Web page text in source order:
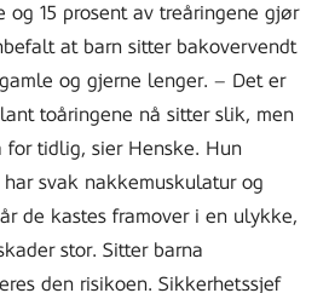
og 15 prosent av treåringene gjør
at barn sitter bakovervendt
og gjerne lenger. – Det er
toåringene nå sitter slik, men
for tidlig, sier Henske. Hun
svak nakkemuskulatur og
de kastes framover i en ulykke,
stor. Sitter barna
den risikoen. Sikkerhetssjef